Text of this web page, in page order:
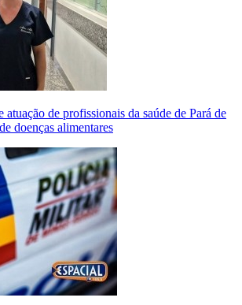
atuação de profissionais da saúde de Pará de
doenças alimentares